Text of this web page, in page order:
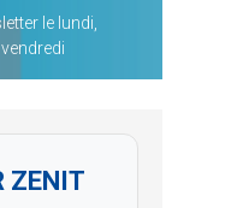
le lundi,
ZENIT